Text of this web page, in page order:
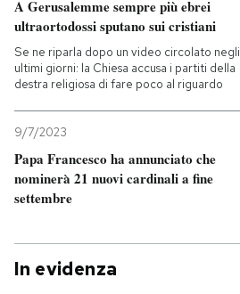
A Gerusalemme sempre più ebrei
ultraortodossi sputano sui cristiani
Se ne riparla dopo un video circolato negli
ultimi giorni: la Chiesa accusa i partiti della
destra religiosa di fare poco al riguardo
9/7/2023
Papa Francesco ha annunciato che
nominerà 21 nuovi cardinali a fine
settembre
In evidenza